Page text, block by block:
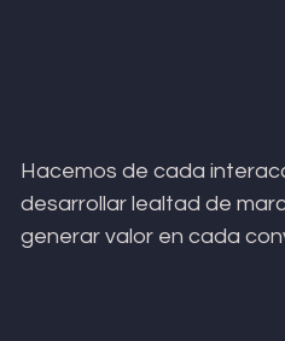
Hacemos de cada
desarrollar lealtad de
generar valor en cada